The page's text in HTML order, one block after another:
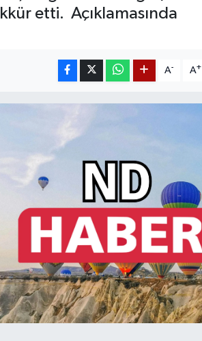
etti. Açıklamasında
A- A+